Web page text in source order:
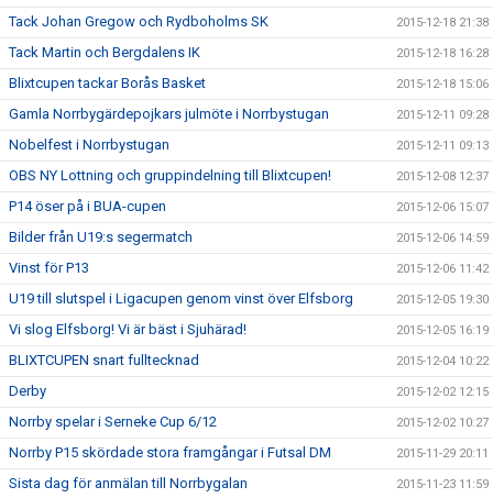
Tack Johan Gregow och Rydboholms SK 2015-12-18 21:38
Tack Martin och Bergdalens IK 2015-12-18 16:28
Blixtcupen tackar Borås Basket 2015-12-18 15:06
Gamla Norrbygärdepojkars julmöte i Norrbystugan 2015-12-11 09:28
Nobelfest i Norrbystugan 2015-12-11 09:13
OBS NY Lottning och gruppindelning till Blixtcupen! 2015-12-08 12:37
P14 öser på i BUA-cupen 2015-12-06 15:07
Bilder från U19:s segermatch 2015-12-06 14:59
Vinst för P13 2015-12-06 11:42
U19 till slutspel i Ligacupen genom vinst över Elfsborg 2015-12-05 19:30
Vi slog Elfsborg! Vi är bäst i Sjuhärad! 2015-12-05 16:19
BLIXTCUPEN snart fulltecknad 2015-12-04 10:22
Derby 2015-12-02 12:15
Norrby spelar i Serneke Cup 6/12 2015-12-02 10:27
Norrby P15 skördade stora framgångar i Futsal DM 2015-11-29 20:11
Sista dag för anmälan till Norrbygalan 2015-11-23 11:59